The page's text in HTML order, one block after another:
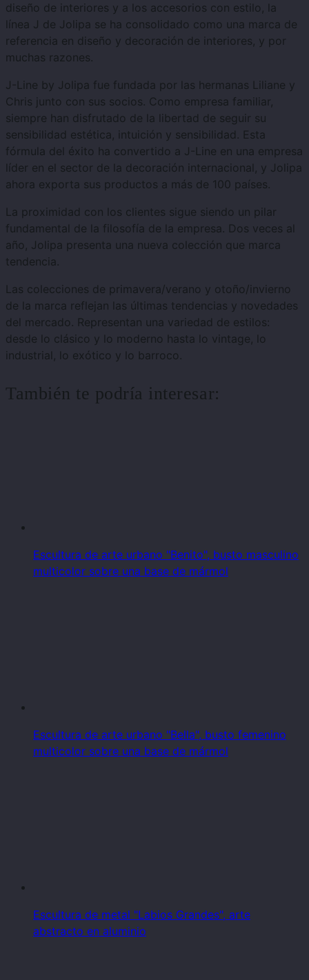
diseño de interiores y a los accesorios con estilo, la
línea J de Jolipa se ha consolidado como una marca de
referencia en diseño y decoración de interiores, y por
muchas razones.
J-Line by Jolipa fue fundada por las hermanas Liliane y
Chris junto con sus socios. Como empresa familiar,
siempre han disfrutado de la libertad de seguir su
sensibilidad estética, intuición y sensibilidad. Esta
fórmula del éxito ha convertido a J-Line en una empresa
líder en el sector de la decoración internacional, y Jolipa
ahora exporta sus productos a más de 100 países.
La proximidad con los clientes sigue siendo un pilar
fundamental de la filosofía de la empresa. Dos veces al
año, Jolipa presenta una nueva colección que marca
tendencia.
Las colecciones de primavera/verano y otoño/invierno
de la marca reflejan las últimas tendencias y novedades
del mercado. Representan una variedad de estilos:
desde lo clásico y lo moderno hasta lo vintage, lo
industrial, lo exótico y lo barroco.
También te podría interesar:
Escultura de arte urbano "Benito", busto masculino
multicolor sobre una base de mármol
Escultura de arte urbano "Bella", busto femenino
multicolor sobre una base de mármol
Escultura de metal "Labios Grandes", arte
abstracto en aluminio